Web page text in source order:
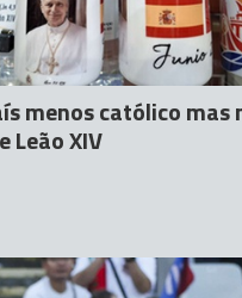
menos católico mas
Leão XIV